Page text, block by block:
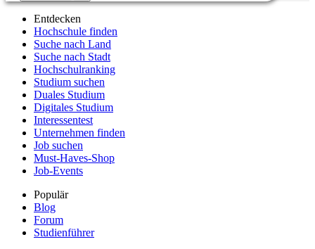
Entdecken
Hochschule finden
Suche nach Land
Suche nach Stadt
Hochschulranking
Studium suchen
Duales Studium
Digitales Studium
Interessentest
Unternehmen finden
Job suchen
Must-Haves-Shop
Job-Events
Populär
Blog
Forum
Studienführer